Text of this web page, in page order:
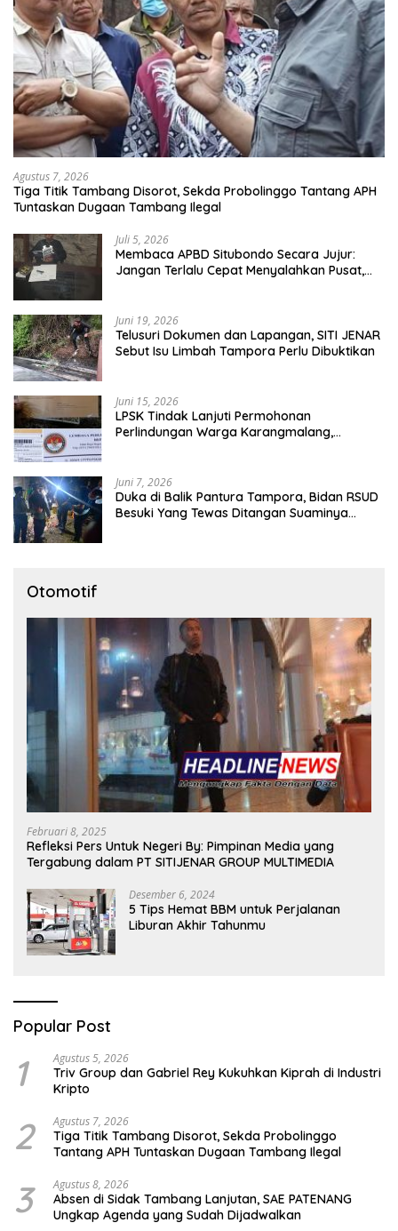
Agustus 7, 2026
Tiga Titik Tambang Disorot, Sekda Probolinggo Tantang APH
Tuntaskan Dugaan Tambang Ilegal
Juli 5, 2026
Membaca APBD Situbondo Secara Jujur:
Jangan Terlalu Cepat Menyalahkan Pusat,
Juni 19, 2026
Telusuri Dokumen dan Lapangan, SITI JENAR
Sebut Isu Limbah Tampora Perlu Dibuktikan
Juni 15, 2026
LPSK Tindak Lanjuti Permohonan
Perlindungan Warga Karangmalang,
Juni 7, 2026
Duka di Balik Pantura Tampora, Bidan RSUD
Besuki Yang Tewas Ditangan Suaminya
Otomotif
Februari 8, 2025
Refleksi Pers Untuk Negeri By: Pimpinan Media yang
Tergabung dalam PT SITIJENAR GROUP MULTIMEDIA
Desember 6, 2024
5 Tips Hemat BBM untuk Perjalanan
Liburan Akhir Tahunmu
Popular Post
1 Agustus 5, 2026
Triv Group dan Gabriel Rey Kukuhkan Kiprah di Industri
Kripto
2 Agustus 7, 2026
Tiga Titik Tambang Disorot, Sekda Probolinggo
Tantang APH Tuntaskan Dugaan Tambang Ilegal
3 Agustus 8, 2026
Absen di Sidak Tambang Lanjutan, SAE PATENANG
Ungkap Agenda yang Sudah Dijadwalkan